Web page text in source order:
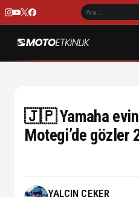
🇯🇵 Yamaha
Motegi’de gözler
YALÇIN ÇEKER